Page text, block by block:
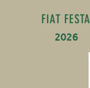
FIAT FESTA
2026